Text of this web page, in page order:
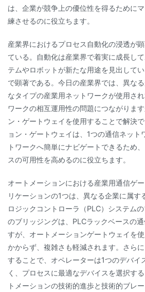
は、企業が競争上の優位性を得るために
練させるのに役立ちます。
産業界におけるプロセス自動化の浸透が
ている。自動化は産業界で着実に成長し
テムやロボットが新たな用途を見出して
で顕著である。今日の産業界では、異な
なタイプの産業用ネットワークが使用さ
ワークの相互運用性の問題につながりま
ン・ゲートウェイを使用することで解決
ョン・ゲートウェイは、1つの通信ネット
トワークへ簡単にナビゲートできるため
スの可用性を高めるのに役立ちます。
オートメーションにおける産業用通信ゲ
リケーションの1つは、異なる企業に属
ロジックコントローラ（PLC）システム
のブリッジングは、PLCラックベースの
すが、オートメーションゲートウェイを
かからず、複雑さも軽減されます。さら
することで、オペレーターは1つのデバイ
く、プロセスに最適なデバイスを選択す
トメーションの技術的進歩と技術的ブレ